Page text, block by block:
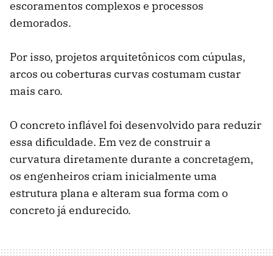
escoramentos complexos e processos
demorados.
Por isso, projetos arquitetônicos com cúpulas,
arcos ou coberturas curvas costumam custar
mais caro.
O concreto inflável foi desenvolvido para reduzir
essa dificuldade. Em vez de construir a
curvatura diretamente durante a concretagem,
os engenheiros criam inicialmente uma
estrutura plana e alteram sua forma com o
concreto já endurecido.